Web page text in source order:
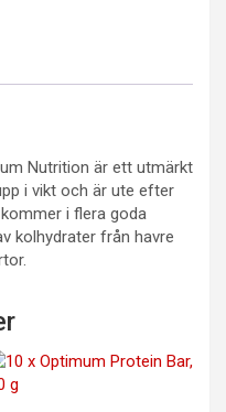
Nutrition är ett utmärkt
i vikt och är ute efter
i flera goda
kolhydrater från havre